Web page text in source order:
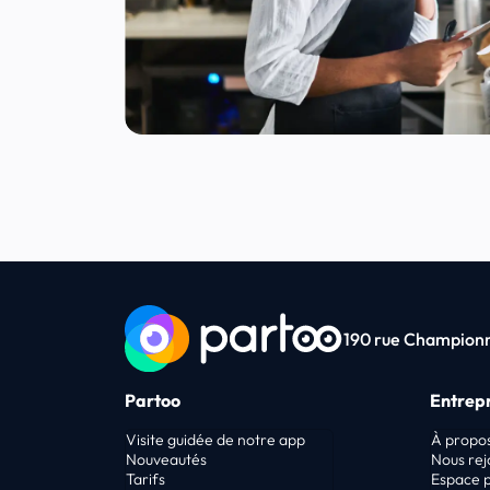
190 rue
Partoo
Visite guidée de notre app
Nouveautés
Tarifs
À
Nous
Espace